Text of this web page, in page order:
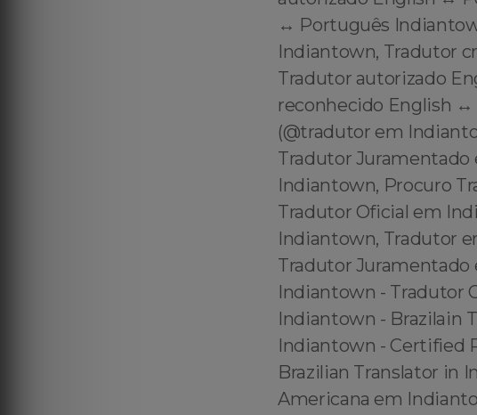
↔️ Português
Indiantown, Tradutor
Tradutor autorizado
reconhecido English
(@tradutor em
Tradutor
Indiantown, Procuro
Tradutor Oficial em
Indiantown, Tradutor
Tradutor
Indiantown - Tradutor
Indiantown - Brazilain
Indiantown - Certified
Brazilian Translator in
Americana em